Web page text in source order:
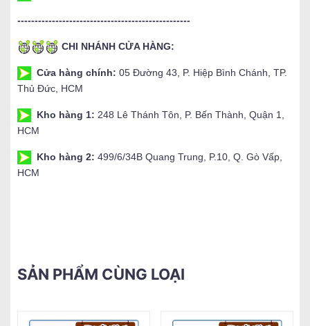
--------------------------------------------------
CHI NHÁNH CỬA HÀNG:
Cửa hàng chính: 05 Đường 43, P. Hiệp Bình Chánh, TP.
Thủ Đức, HCM
Kho hàng 1: 248 Lê Thánh Tôn, P. Bến Thành, Quận 1,
HCM
Kho hàng 2: 499/6/34B Quang Trung, P.10, Q. Gò Vấp,
HCM
SẢN PHẨM CÙNG LOẠI